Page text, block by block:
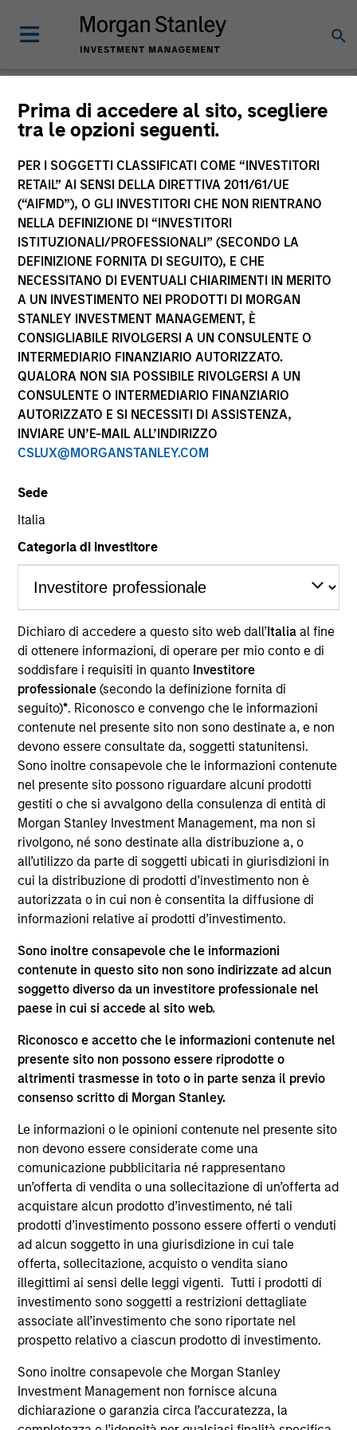
Prima di accedere al sito, scegliere
tra le opzioni seguenti.
PER I SOGGETTI CLASSIFICATI COME “INVESTITORI
RETAIL” AI SENSI DELLA DIRETTIVA 2011/61/UE
(“AIFMD”), O GLI INVESTITORI CHE NON RIENTRANO
NELLA DEFINIZIONE DI “INVESTITORI
ISTITUZIONALI/PROFESSIONALI” (SECONDO LA
DEFINIZIONE FORNITA DI SEGUITO), E CHE
NECESSITANO DI EVENTUALI CHIARIMENTI IN MERITO
A UN INVESTIMENTO NEI PRODOTTI DI MORGAN
STANLEY INVESTMENT MANAGEMENT, È
CONSIGLIABILE RIVOLGERSI A UN CONSULENTE O
INTERMEDIARIO FINANZIARIO AUTORIZZATO.
QUALORA NON SIA POSSIBILE RIVOLGERSI A UN
CONSULENTE O INTERMEDIARIO FINANZIARIO
AUTORIZZATO E SI NECESSITI DI ASSISTENZA,
INVIARE UN’E-MAIL ALL’INDIRIZZO
CSLUX@MORGANSTANLEY.COM
Sede
Italia
Categoria di investitore
Dichiaro di accedere a questo sito web dall’Italia al fine
di ottenere informazioni, di operare per mio conto e di
soddisfare i requisiti in quanto Investitore
professionale(secondo la definizione fornita di
seguito)*. Riconosco e convengo che le informazioni
contenute nel presente sito non sono destinate a, e non
devono essere consultate da, soggetti statunitensi.
Sono inoltre consapevole che le informazioni contenute
nel presente sito possono riguardare alcuni prodotti
gestiti o che si avvalgono della consulenza di entità di
Morgan Stanley Investment Management, ma non si
rivolgono, né sono destinate alla distribuzione a, o
all’utilizzo da parte di soggetti ubicati in giurisdizioni in
cui la distribuzione di prodotti d’investimento non è
autorizzata o in cui non è consentita la diffusione di
informazioni relative ai prodotti d’investimento.
Sono inoltre consapevole che le informazioni
contenute in questo sito non sono indirizzate ad alcun
soggetto diverso da un investitore professionale nel
paese in cui si accede al sito web.
Riconosco e accetto che le informazioni contenute nel
presente sito non possono essere riprodotte o
altrimenti trasmesse in toto o in parte senza il previo
consenso scritto di Morgan Stanley.
Le informazioni o le opinioni contenute nel presente sito
non devono essere considerate come una
comunicazione pubblicitaria né rappresentano
un’offerta di vendita o una sollecitazione di un’offerta ad
acquistare alcun prodotto d’investimento, né tali
prodotti d’investimento possono essere offerti o venduti
ad alcun soggetto in una giurisdizione in cui tale
offerta, sollecitazione, acquisto o vendita siano
illegittimi ai sensi delle leggi vigenti. Tutti i prodotti di
investimento sono soggetti a restrizioni dettagliate
associate all’investimento che sono riportate nel
prospetto relativo a ciascun prodotto di investimento.
Sono inoltre consapevole che Morgan Stanley
Investment Management non fornisce alcuna
dichiarazione o garanzia circa l’accuratezza, la
Morgan Stanley
Investment Funds
La presente comunicazione ha carattere promozionale.
La performance passata non è un indicatore affidabile dei
risultati futuri. I rendimenti possono aumentare o diminuire
per effetto delle oscillazioni valutarie. Tutti i dati di
performance sono calcolati in base al valore del
patrimonio netto (NAV), al netto delle spese, e non
comprendono le commissioni e gli oneri relativi
all’emissione e al rimborso delle quote. Tutti i dati relativi
alle performance e agli indici sono tratti da Morgan
Stanley Investment Management.
Rendimenti nell’anno solare.
*Devise de référence du fonds
Il presente materiale contiene informazioni relative ai
Comparti di Morgan Stanley Investment Funds, una
società di investimento a capitale variabile di diritto
lussemburghese. (la “Società”) è registrata nel
Granducato di Lussemburgo come organismo
d’investimento collettivo ai sensi della Parte 1 della Legge
del 17 dicembre 2010 e successive modifiche. La Società è
un organismo d’investimento collettivo in valori mobiliari
(“OICVM”).
Prima dell’adesione ai comparti, le richieste di
partecipazione non devono essere presentate senza aver
consultato l’ultima versione del Prospetto Informativo, del
documento contenente informazioni chiave (“KID”) o del
documento contenente informazioni chiave per gli
investitori (“KIID”), della relazione annuale e della
relazione semestrale (“Documenti di offerta”) o altri
documenti disponibili sul sito
https://www.morganstanley.com/im/msinvf/index.html
a titolo gratuito presso la Sede legale all’indirizzo
L-2633 Senningerberg, R.C.S. Lussemburgo B 29 192.
Le informazioni relative agli aspetti di sostenibilità del
Comparto e una sintesi dei diritti degli investitori sono
disponibili sul sito web sopra indicato.
Inoltre, gli investitori italiani sono invitati a prendere
visione del “Modulo completo di sottoscrizione” (Extended
Application Form), mentre la sezione “Informazioni
supplementari per Hong Kong” (“Additional Information for
Hong Kong Investors”) all’interno del Prospetto riguarda
in lingua tedesca del Prospetto Informativo, del
documento contenente informazioni chiave per gli
investitori (KID o KIID), dello statuto e delle relazioni
annuali e semestrali e ulteriori informazioni possono
essere ottenute dal rappresentante in Svizzera. Il
rappresentante in Svizzera è Carnegie Fund Services S.A.,
11, rue du Général-Dufour, 1204 Ginevra. L’agente pagatore
in Svizzera è Banque Cantonale de Genève, 17, quai de l’Ile,
1204 Ginevra.
Se la società di gestione del Comparto in questione decide
di cessare l’accordo di commercializzazione del Comparto
in un Paese del SEE in cui esso è registrato per la vendita,
lo farà nel rispetto delle norme OICVM.
rinvia alla pagina delGlossario.
Tutti i dati di performance sono calcolati in base al valore
del patrimonio netto (NAV), al netto delle spese, e non